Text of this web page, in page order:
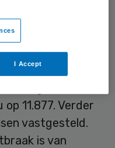
de cijfers
11.877. Verder
vastgesteld.
is van
I Accept